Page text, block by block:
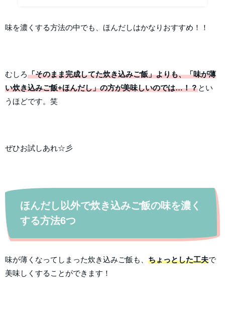
味を濃くする方法の中でも、ほんだしはかなりおすすめ！！
むしろ「そのまま完成してた炊き込みご飯」よりも、「味が薄
い炊き込みご飯+ほんだし」の方が美味しいのでは…！？とい
うほどです。笑
ぜひお試しあれ☆彡
ほんだし以外で炊き込みご飯の味を濃く
する方法6つ
味が薄くなってしまった炊き込みご飯も、 ちょっとした工夫で
美味しくすることができます！